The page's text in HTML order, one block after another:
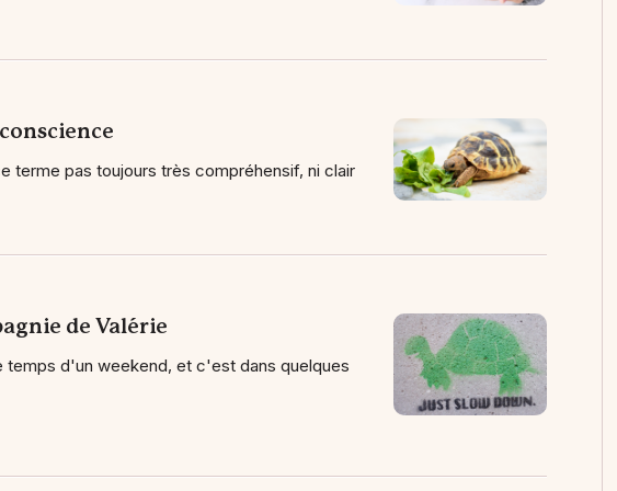
terme pas toujours très compréhensif, ni clair
de Valérie
temps d'un weekend, et c'est dans quelques